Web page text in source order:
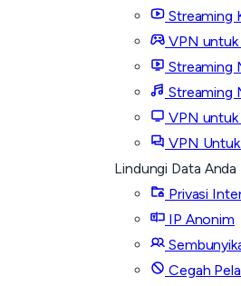
Streaming
VPN untuk
Streaming
Streaming
VPN
VPN
Lindungi Data Anda
Privasi
IP Anonim
Cegah